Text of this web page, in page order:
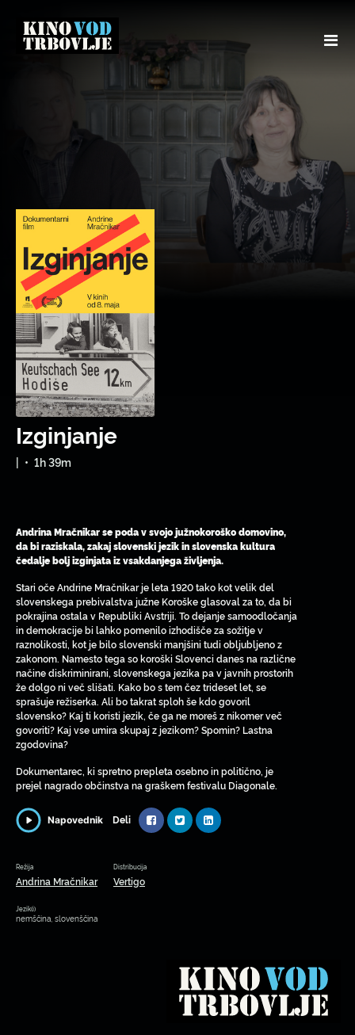
Izginjanje
| • 1h 39m
Andrina Mračnikar se poda v svojo južnokoroško domovino,
da bi raziskala, zakaj slovenski jezik in slovenska kultura
čedalje bolj izginjata iz vsakdanjega življenja.
Stari oče Andrine Mračnikar je leta 1920 tako kot velik del
slovenskega prebivalstva južne Koroške glasoval za to, da bi
pokrajina ostala v Republiki Avstriji. To dejanje samoodločanja
in demokracije bi lahko pomenilo izhodišče za sožitje v
raznolikosti, kot je bilo slovenski manjšini tudi obljubljeno z
zakonom. Namesto tega so koroški Slovenci danes na različne
načine diskriminirani, slovenskega jezika pa v javnih prostorih
že dolgo ni več slišati. Kako bo s tem čez trideset let, se
sprašuje režiserka. Ali bo takrat sploh še kdo govoril
slovensko? Kaj ti koristi jezik, če ga ne moreš z nikomer več
govoriti? Kaj vse umira skupaj z jezikom? Spomin? Lastna
zgodovina?
Dokumentarec, ki spretno prepleta osebno in politično, je
prejel nagrado občinstva na graškem festivalu Diagonale.
Napovednik Deli
Režija
Andrina Mračnikar
Distribucija
Vertigo
Jezik(i)
nemščina, slovenščina